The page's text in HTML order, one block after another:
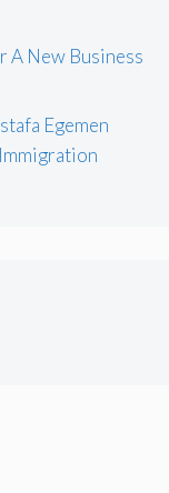
A New Business
Egemen